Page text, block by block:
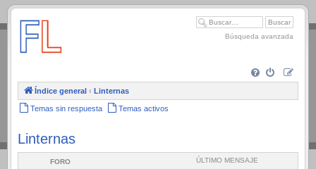
.
Búsqueda avanzada
Índice general ‹ Linternas
Temas sin respuesta Temas activos
Linternas
FORO ÚLTIMO MENSAJE